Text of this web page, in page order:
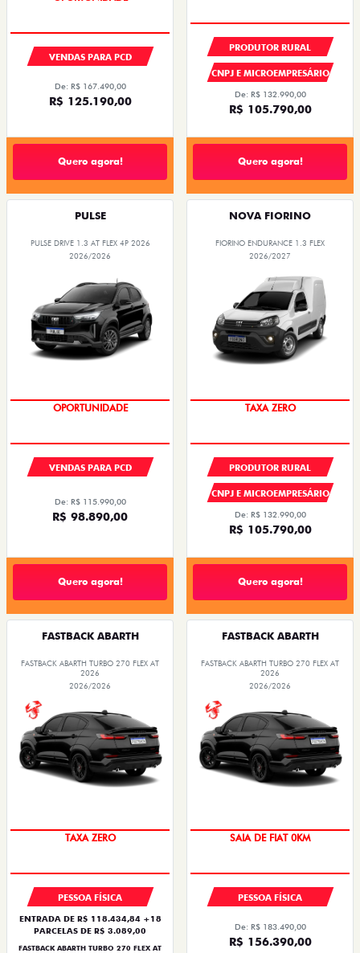
VENDAS PARA PCD
De: R$ 167.490,00
R$ 125.190,00
Quero agora!
PRODUTOR RURAL
CNPJ E MICROEMPRESÁRIO
De: R$ 132.990,00
R$ 105.790,00
Quero agora!
PULSE
PULSE DRIVE 1.3 AT FLEX 4P 2026
2026/2026
OPORTUNIDADE
VENDAS PARA PCD
De: R$ 115.990,00
R$ 98.890,00
Quero agora!
NOVA FIORINO
FIORINO ENDURANCE 1.3 FLEX
2026/2027
TAXA ZERO
PRODUTOR RURAL
CNPJ E MICROEMPRESÁRIO
De: R$ 132.990,00
R$ 105.790,00
Quero agora!
FASTBACK ABARTH
FASTBACK ABARTH TURBO 270 FLEX AT
2026
2026/2026
SAIA DE FIAT 0KM
PESSOA FÍSICA
ENTRADA DE R$ 118.434,84 +18
PARCELAS DE R$ 3.089,00
FASTBACK ABARTH TURBO 270 FLEX AT
FASTBACK ABARTH
FASTBACK ABARTH TURBO 270 FLEX AT
2026
2026/2026
PREÇO IMPERDÍVEL
PESSOA FÍSICA
De: R$ 183.490,00
R$ 156.390,00